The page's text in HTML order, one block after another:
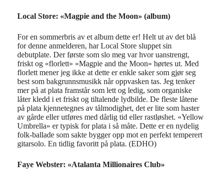
Local Store: «Magpie and the Moon» (album)
For en sommerbris av et album dette er! Helt ut av det blå
for denne anmelderen, harLocal Store sluppet sin
debutplate. Derførste som slo meg var hvor uanstrengt,
friskt og «florlett» «Magpie and the Moon» hørtes ut. Med
florlett mener jeg ikke at dette er enkle saker som gjør seg
best som bakgrunnsmusikk når oppvasken tas. Jeg tenker
mer på at plata framstår som lett og ledig, som organiske
låter kledd i et friskt og tiltalende lydbilde. De fleste låtene
på plata kjennetegnes av tålmodighet, det er lite som haster
av gårde eller utføres med dårlig tid eller rastløshet. «Yellow
Umbrella» er typisk for plata i så måte. Dette er en nydelig
folk-ballade som sakte bygger opp mot en perfekt temperert
gitarsolo. En tidlig favoritt på plata. (EDHO)
Faye Webster: «Atalanta Millionaires Club»